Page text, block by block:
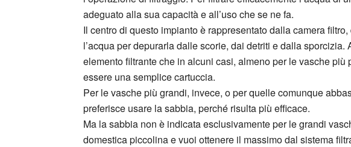
adeguato alla sua capacità e all’uso che se ne fa.
Il centro di questo impianto è rappresentato dalla camera
l’acqua per depurarla dalle scorie, dai detriti e dalla sporcizia.
elemento filtrante che in alcuni casi, almeno per le vasche
essere una semplice cartuccia.
Per le vasche più grandi, invece, o per quelle comunque
preferisce usare la sabbia, perché risulta più efficace.
Ma la sabbia non è indicata esclusivamente per le grandi
domestica piccolina e vuoi ottenere il massimo dal sistema